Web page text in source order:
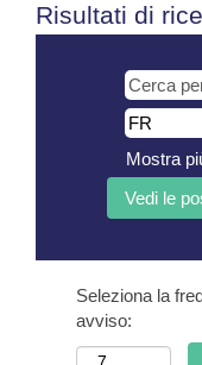
Risultati di
Mostra
Seleziona la
avviso: